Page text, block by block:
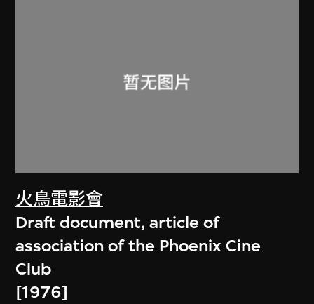
火鳥電影會
Draft document, article of
association of the Phoenix Cine
Club
[1976]